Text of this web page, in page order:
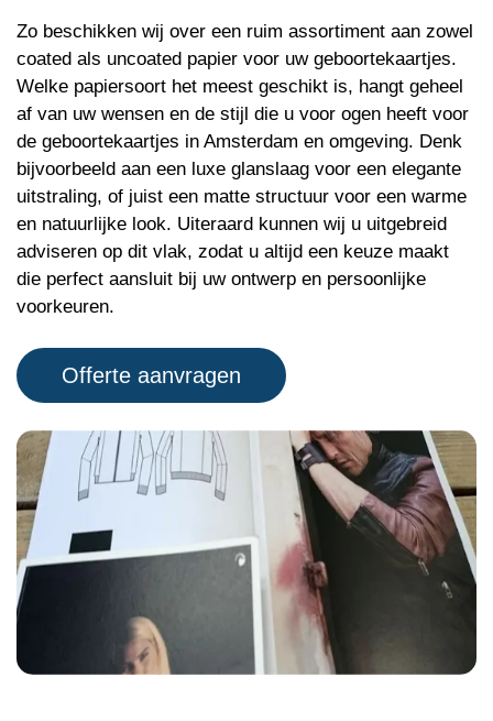
Zo beschikken wij over een ruim assortiment aan zowel
coated als uncoated papier voor uw geboortekaartjes.
Welke papiersoort het meest geschikt is, hangt geheel
af van uw wensen en de stijl die u voor ogen heeft voor
de geboortekaartjes in Amsterdam en omgeving. Denk
bijvoorbeeld aan een luxe glanslaag voor een elegante
uitstraling, of juist een matte structuur voor een warme
en natuurlijke look. Uiteraard kunnen wij u uitgebreid
adviseren op dit vlak, zodat u altijd een keuze maakt
die perfect aansluit bij uw ontwerp en persoonlijke
voorkeuren.
Offerte aanvragen